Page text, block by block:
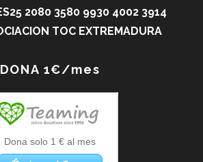
2080 3580 9930 4002 3914
TOC EXTREMADURA
DONA 1€/mes